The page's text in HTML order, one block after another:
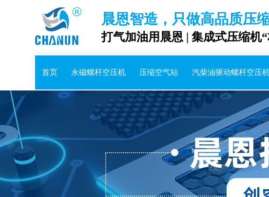
晨恩智造，只做高品质压
打气加油用晨恩 | 集成式压缩机
首页 永磁螺杆空压机 压缩空气站 汽柴油驱动螺杆空压